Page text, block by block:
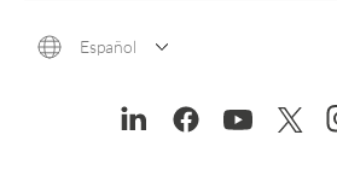
Español